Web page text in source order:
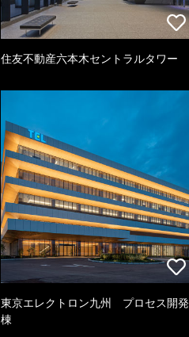
住友不動産六本木セントラルタワー
東京エレクトロン九州 プロセス開発
棟